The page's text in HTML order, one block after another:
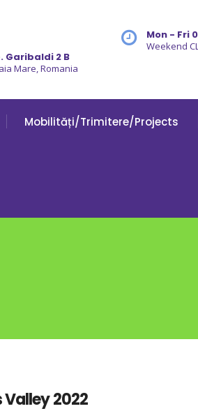
Mon - Fri
Weekend
Garibaldi 2 B
Mare, Romania
Mobilități/Trimitere/Projects
2022